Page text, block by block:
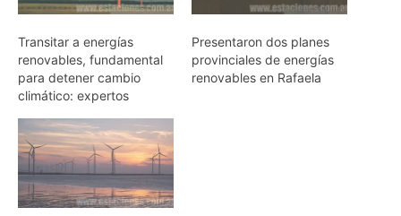
Transitar a energías
renovables, fundamental
para detener cambio
climático: expertos
Presentaron dos planes
provinciales de energías
renovables en Rafaela